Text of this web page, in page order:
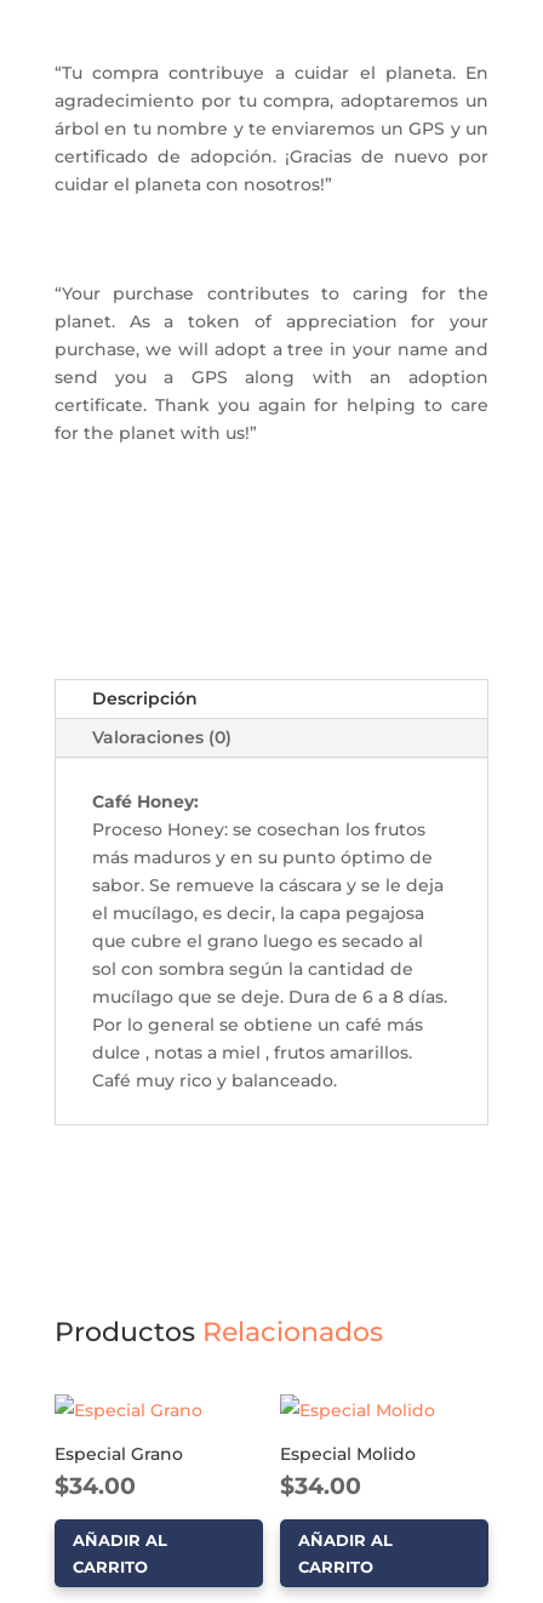
“Tu compra contribuye a cuidar el planeta. En
agradecimiento por tu compra, adoptaremos un
árbol en tu nombre y te enviaremos un GPS y un
certificado de adopción. ¡Gracias de nuevo por
cuidar el planeta con nosotros!”
“Your purchase contributes to caring for the
planet. As a token of appreciation for your
purchase, we will adopt a tree in your name and
send you a GPS along with an adoption
certificate. Thank you again for helping to care
for the planet with us!”
Descripción
Valoraciones (0)
Café Honey:
Proceso Honey: se cosechan los frutos
más maduros y en su punto óptimo de
sabor. Se remueve la cáscara y se le deja
el mucílago, es decir, la capa pegajosa
que cubre el grano luego es secado al
sol con sombra según la cantidad de
mucílago que se deje. Dura de 6 a 8 días.
Por lo general se obtiene un café más
dulce , notas a miel , frutos amarillos.
Café muy rico y balanceado.
ProductosRelacionados
Especial Grano
$34.00
AÑADIR AL
CARRITO
Especial Molido
$34.00
AÑADIR AL
CARRITO